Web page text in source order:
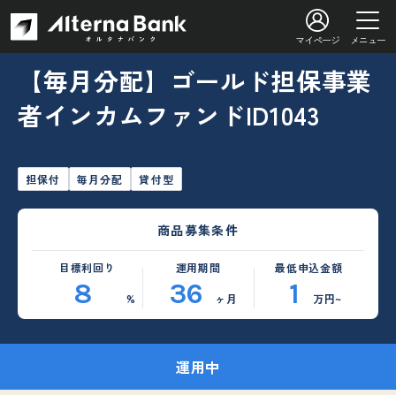
マイページ メニュー
【毎月分配】ゴールド担保事業
者インカムファンドID1043
担保付 毎月分配 貸付型
商品募集条件
目標利回り
8 %
運用期間
36 ヶ月
最低申込金額
1 万円~
運用中